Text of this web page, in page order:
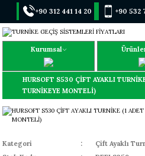
+90 312 441 14 20 +90 532
Kurumsal
HURSOFT S530 ÇİFT AYAKLI
TURNİKEYE MONTELİ)
Kategori
Çift Ayaklı